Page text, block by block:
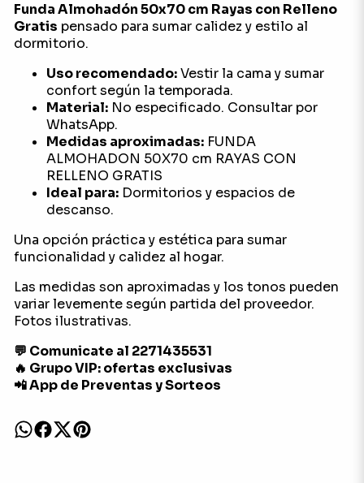
Funda Almohadón 50x70 cm Rayas con Relleno
Gratis pensado para sumar calidez y estilo al
dormitorio.
Uso recomendado:Vestir la cama y sumar
confort según la temporada.
Material:No especificado. Consultar por
WhatsApp.
Medidas aproximadas:FUNDA
ALMOHADON 50X70 cm RAYAS CON
RELLENO GRATIS
Ideal para:Dormitorios y espacios de
descanso.
Una opción práctica y estética para sumar
funcionalidad y calidez al hogar.
Las medidas son aproximadas y los tonos pueden
variar levemente según partida del proveedor.
Fotos ilustrativas.
💬 Comunicate al 2271435531
🔥 Grupo VIP: ofertas exclusivas
📲 App de Preventas y Sorteos